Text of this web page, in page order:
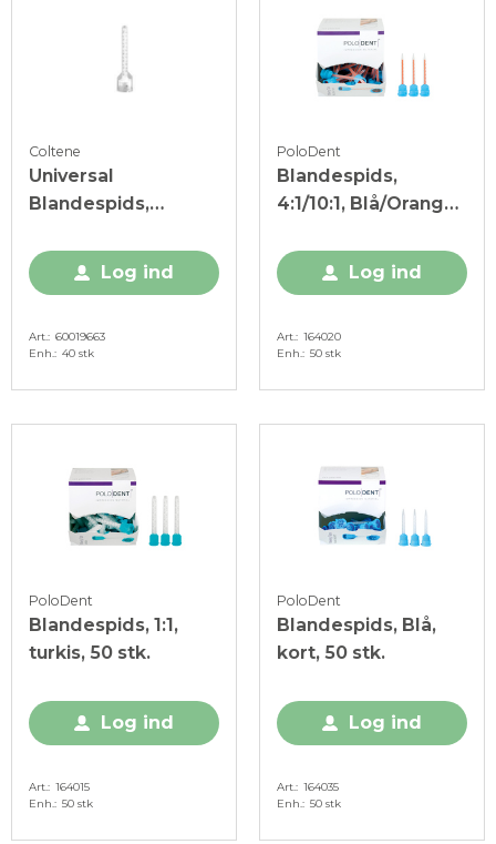
Coltene
Universal
Blandespids,
Log ind
Art. 60019663
Enh. 40 stk
PoloDent
Blandespids,
4:1/10:1, Blå/Orange,
Log ind
Art. 164020
Enh. 50 stk
PoloDent
Blandespids, 1:1,
turkis, 50 stk.
Log ind
Art.
164015
Enh.
50 stk
PoloDent
Blandespids, Blå,
kort, 50 stk.
Log ind
Art.
164035
Enh.
50 stk